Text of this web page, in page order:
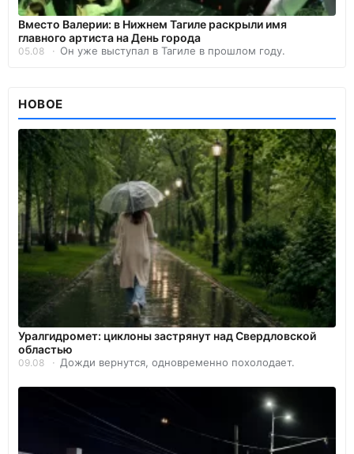
Вместо Валерии: в Нижнем Тагиле раскрыли имя
главного артиста на День города
05.08 Он уже выступал в Тагиле в прошлом году.
НОВОЕ
Уралгидромет: циклоны застрянут над Свердловской
областью
09.08 Дожди вернутся, одновременно похолодает.